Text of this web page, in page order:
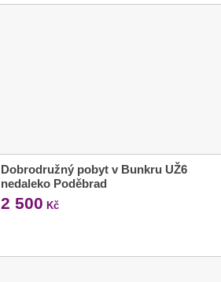
Dobrodružný pobyt v Bunkru UŽ6
nedaleko Poděbrad
2 500 Kč